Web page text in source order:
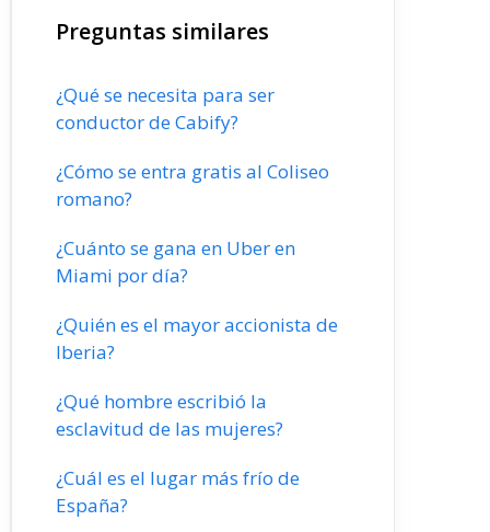
Preguntas similares
¿Qué se necesita para ser
conductor de Cabify?
¿Cómo se entra gratis al Coliseo
romano?
¿Cuánto se gana en Uber en
Miami por día?
¿Quién es el mayor accionista de
Iberia?
¿Qué hombre escribió la
esclavitud de las mujeres?
¿Cuál es el lugar más frío de
España?